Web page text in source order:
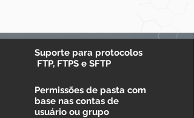
Suporte para protocolos
FTP, FTPS e SFTP
Permissões de pasta com
base nas contas de
usuário ou grupo